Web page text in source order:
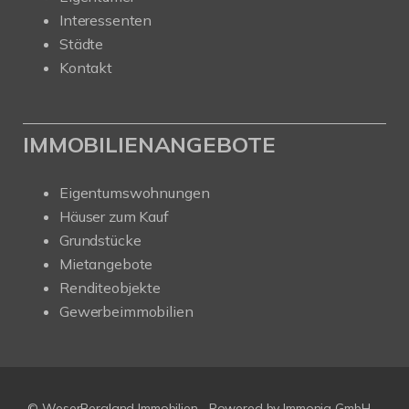
Interessenten
Städte
Kontakt
IMMOBILIENANGEBOTE
Eigentumswohnungen
Häuser zum Kauf
Grundstücke
Mietangebote
Renditeobjekte
Gewerbeimmobilien